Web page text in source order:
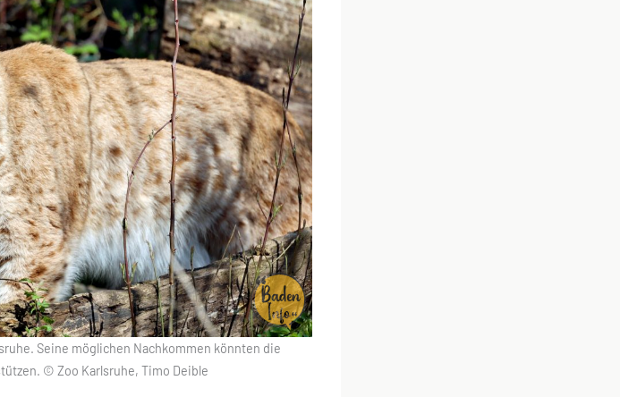
Seine möglichen Nachkommen könnten die
© Zoo Karlsruhe, Timo Deible